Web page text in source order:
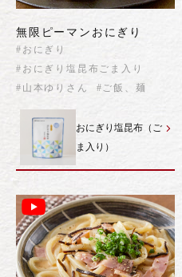
無限ピーマンおにぎり
#おにぎり
#おにぎり塩昆布ごま入り
#山本ゆりさん
#ご飯、麺
おにぎり塩昆布（ご
ま入り）